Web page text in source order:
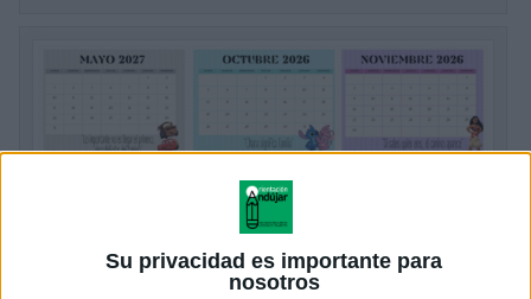
Su privacidad es importante para
nosotros